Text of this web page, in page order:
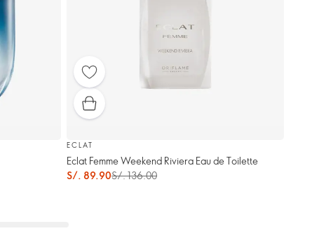
ECLAT
Eclat Femme Weekend Riviera Eau de Toilette
S/. 89.90S/. 136.00